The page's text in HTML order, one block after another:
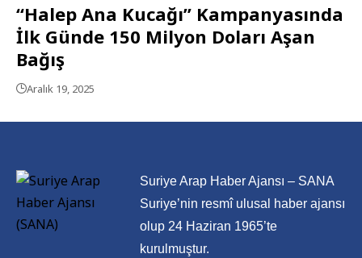
“Halep Ana Kucağı” Kampanyasında
İlk Günde 150 Milyon Doları Aşan
Bağış
Aralık 19, 2025
Suriye Arap Haber Ajansı – SANA
Suriye’nin resmî ulusal haber ajansı
olup 24 Haziran 1965’te
kurulmuştur.